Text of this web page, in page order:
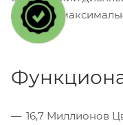
который
16,7 Миллионов